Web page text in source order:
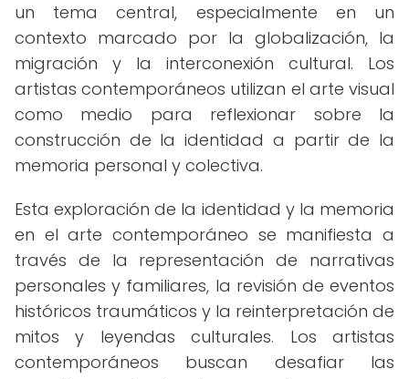
un tema central, especialmente en un
contexto marcado por la globalización, la
migración y la interconexión cultural. Los
artistas contemporáneos utilizan el arte visual
como medio para reflexionar sobre la
construcción de la identidad a partir de la
memoria personal y colectiva.
Esta exploración de la identidad y la memoria
en el arte contemporáneo se manifiesta a
través de la representación de narrativas
personales y familiares, la revisión de eventos
históricos traumáticos y la reinterpretación de
mitos y leyendas culturales. Los artistas
contemporáneos buscan desafiar las